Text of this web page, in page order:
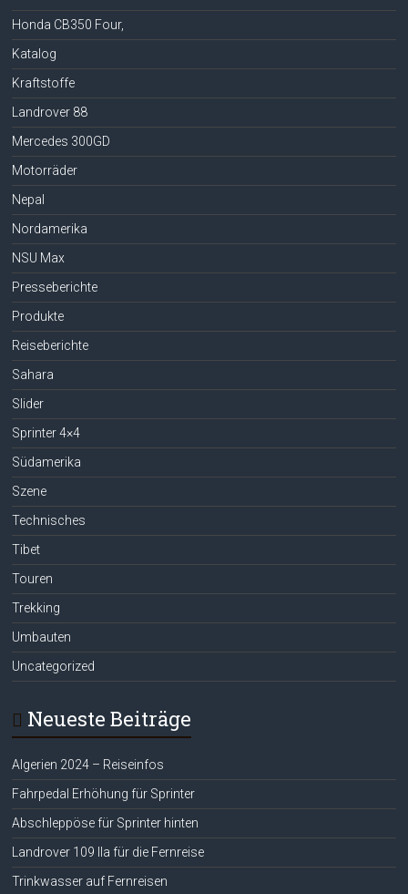
Honda CB350 Four,
Katalog
Kraftstoffe
Landrover 88
Mercedes 300GD
Motorräder
Nepal
Nordamerika
NSU Max
Presseberichte
Produkte
Reiseberichte
Sahara
Slider
Sprinter 4×4
Südamerika
Szene
Technisches
Tibet
Touren
Trekking
Umbauten
Uncategorized
Neueste Beiträge
Algerien 2024 – Reiseinfos
Fahrpedal Erhöhung für Sprinter
Abschleppöse für Sprinter hinten
Landrover 109 IIa für die Fernreise
Trinkwasser auf Fernreisen